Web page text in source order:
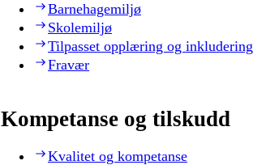
Barnehagemiljø
Skolemiljø
Tilpasset opplæring og inkludering
Fravær
Kompetanse og tilskudd
Kvalitet og kompetanse